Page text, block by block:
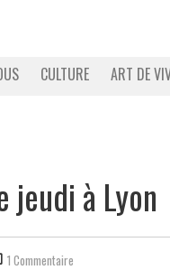
CULTURE ART DE
jeudi à Lyon
1 Commentaire